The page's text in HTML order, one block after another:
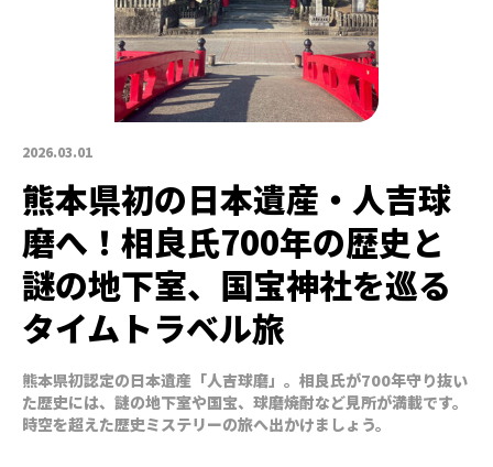
2026.03.01
熊本県初の日本遺産・人吉球
磨へ！相良氏700年の歴史と
謎の地下室、国宝神社を巡る
タイムトラベル旅
熊本県初認定の日本遺産「人吉球磨」。相良氏が700年守り抜い
た歴史には、謎の地下室や国宝、球磨焼酎など見所が満載です。
時空を超えた歴史ミステリーの旅へ出かけましょう。